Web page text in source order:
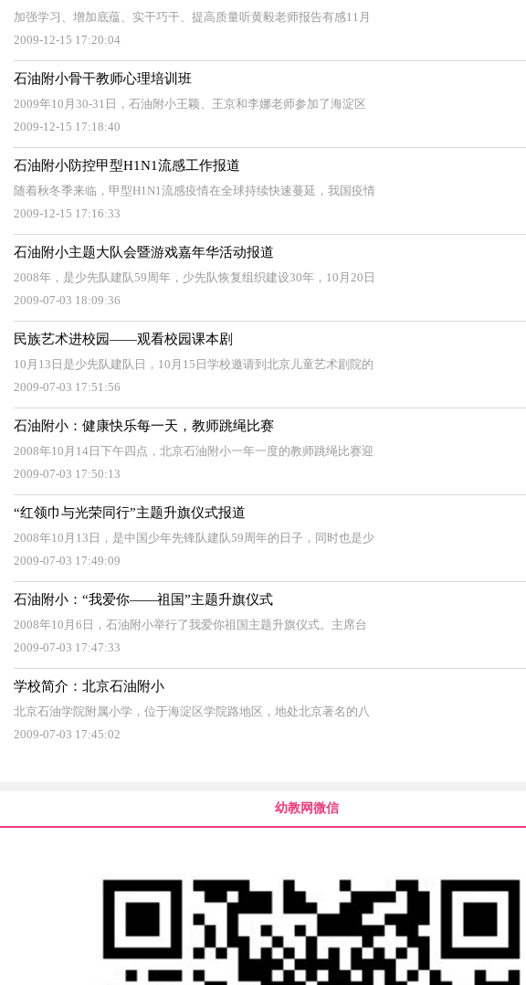
加强学习、增加底蕴、实干巧干、提高质量听黄毅老师报告有感11月
2009-12-15 17:20:04
石油附小骨干教师心理培训班
2009年10月30-31日，石油附小王颖、王京和李娜老师参加了海淀区
2009-12-15 17:18:40
石油附小防控甲型H1N1流感工作报道
随着秋冬季来临，甲型H1N1流感疫情在全球持续快速蔓延，我国疫情
2009-12-15 17:16:33
石油附小主题大队会暨游戏嘉年华活动报道
2008年，是少先队建队59周年，少先队恢复组织建设30年，10月20日
2009-07-03 18:09:36
民族艺术进校园——观看校园课本剧
10月13日是少先队建队日，10月15日学校邀请到北京儿童艺术剧院的
2009-07-03 17:51:56
石油附小：健康快乐每一天，教师跳绳比赛
2008年10月14日下午四点，北京石油附小一年一度的教师跳绳比赛迎
2009-07-03 17:50:13
“红领巾与光荣同行”主题升旗仪式报道
2008年10月13日，是中国少年先锋队建队59周年的日子，同时也是少
2009-07-03 17:49:09
石油附小：“我爱你——祖国”主题升旗仪式
2008年10月6日，石油附小举行了我爱你祖国主题升旗仪式。主席台
2009-07-03 17:47:33
学校简介：北京石油附小
北京石油学院附属小学，位于海淀区学院路地区，地处北京著名的八
2009-07-03 17:45:02
幼教网微信